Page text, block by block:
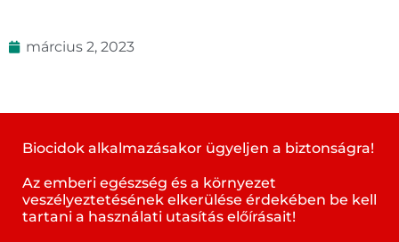
március 2, 2023
Biocidok alkalmazásakor ügyeljen a biztonságra!
Az emberi egészség és a környezet
veszélyeztetésének elkerülése érdekében be kell
tartani a használati utasítás előírásait!